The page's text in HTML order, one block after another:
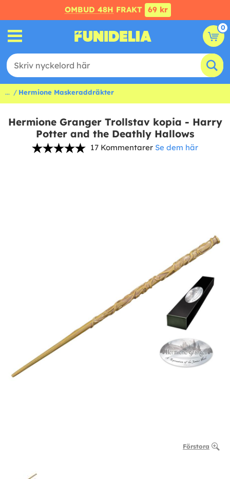
OMBUD 48H FRAKT 69 kr
0
... Hermione Maskeraddräkter
Hermione Granger Trollstav kopia - Harry
Potter and the Deathly Hallows
17 Kommentarer Se dem här
Förstora